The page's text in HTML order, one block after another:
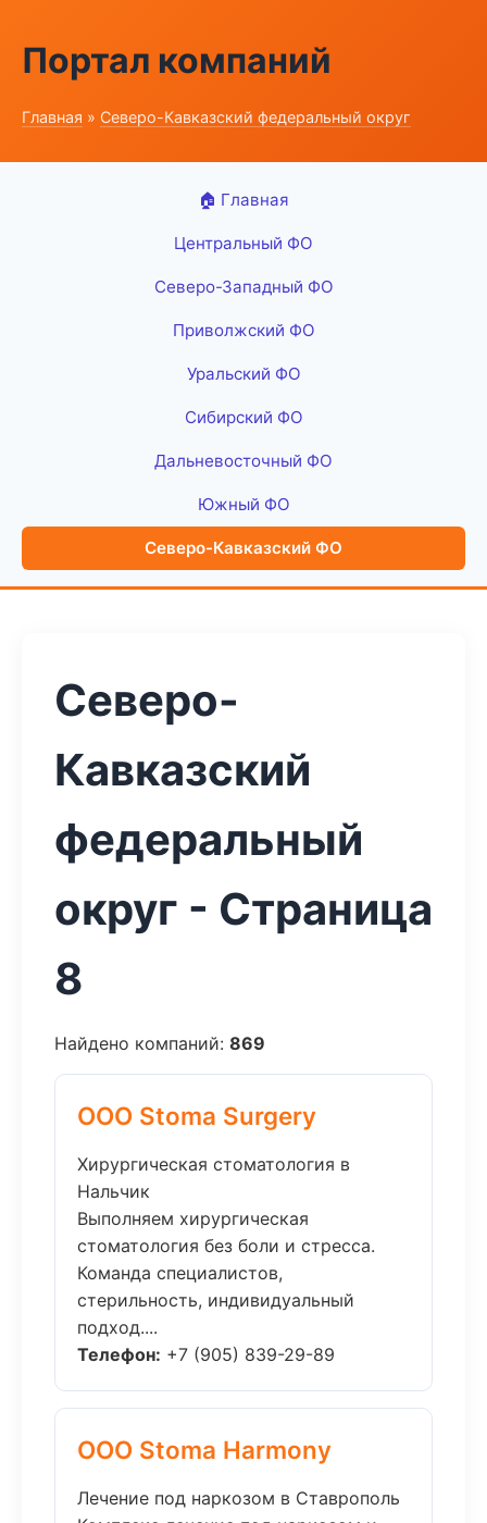
Портал компаний
Главная » Северо-Кавказский федеральный округ
🏠 Главная
Центральный ФО
Северо-Западный ФО
Приволжский ФО
Уральский ФО
Сибирский ФО
Дальневосточный ФО
Южный ФО
Северо-Кавказский ФО
Северо-
Кавказский
федеральный
округ - Страница
8
Найдено компаний: 869
ООО Stoma Surgery
Хирургическая стоматология в
Нальчик
Выполняем хирургическая
стоматология без боли и стресса.
Команда специалистов,
стерильность, индивидуальный
подход....
Телефон: +7 (905) 839-29-89
ООО Stoma Harmony
Лечение под наркозом в Ставрополь